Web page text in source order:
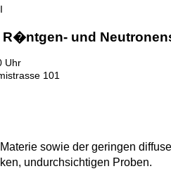
und
Uhr
101
sowie der geringen
undurchsichtigen Proben.